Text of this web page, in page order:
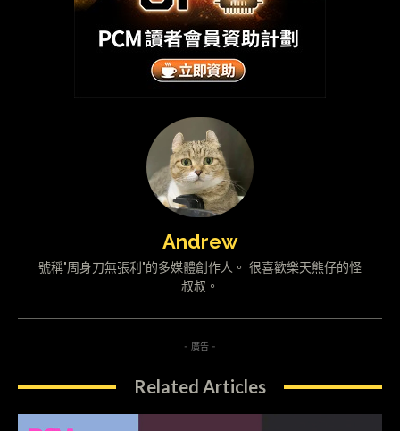
Andrew
號稱"周身刀無張利"的多媒體創作人。 很喜歡樂天熊仔的怪
叔叔。
- 廣告 -
Related Articles